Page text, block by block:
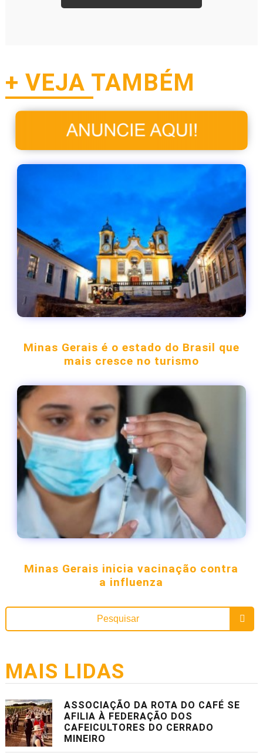
+ VEJA TAMBÉM
Minas Gerais é o estado do Brasil que
mais cresce no turismo
Minas Gerais inicia vacinação contra
a influenza
MAIS LIDAS
ASSOCIAÇÃO DA ROTA DO CAFÉ SE
AFILIA À FEDERAÇÃO DOS
CAFEICULTORES DO CERRADO
MINEIRO